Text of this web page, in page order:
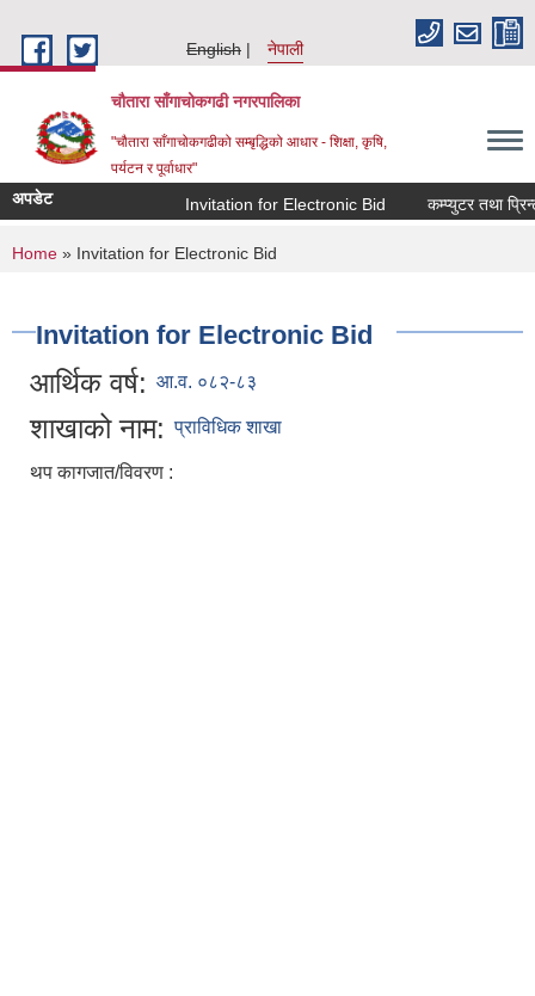
English
नेपाली
चौतारा साँगाचोकगढी नगरपालिका
"चौतारा साँगाचोकगढीको सम्बृद्धिको आधार - शिक्षा, कृषि,
पर्यटन र पूर्वाधार"
अपडेट Invitation for Electronic Bid कम्प्युटर तथा
You are here
Home » Invitation for Electronic Bid
Invitation for Electronic Bid
आर्थिक वर्ष: आ.व. ०८२-८३
शाखाको नाम: प्राविधिक शाखा
थप कागजात/विवरण :